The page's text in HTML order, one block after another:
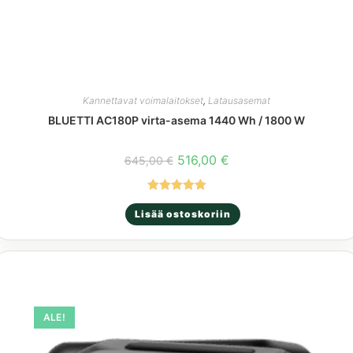
Kannettavat voimalaitokset, Latausasemat
BLUETTI AC180P virta-asema 1440 Wh / 1800 W
645,00€ Alkuperäinen
hinta
oli:
645,00 €.
516,00 €Nykyinen
hinta
Arvostelu
tuotteesta:
Lisää ostoskoriin
ALE!